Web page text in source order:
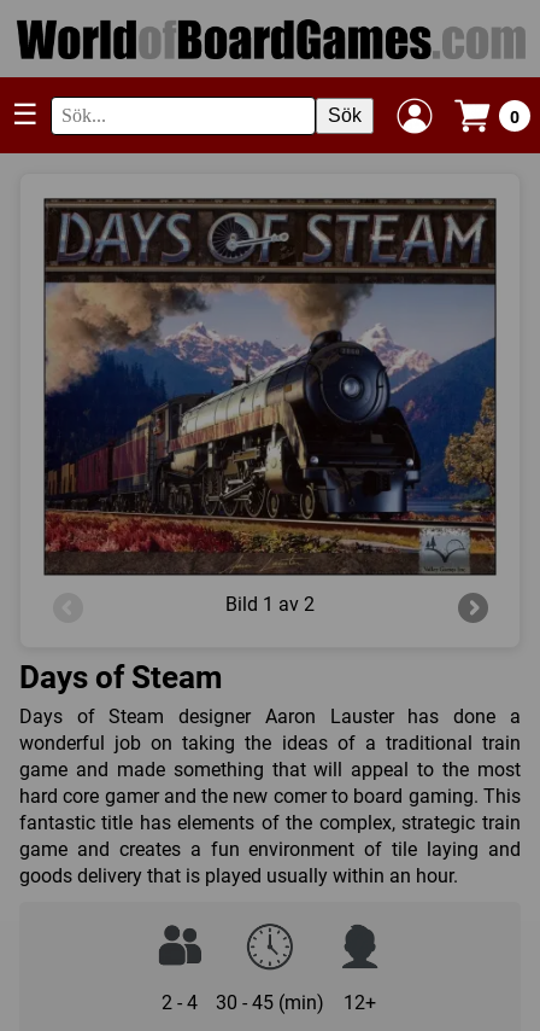
☰ Sök 0
Bild 1 av 2
Days of Steam
Days of Steam designer Aaron Lauster has done a
wonderful job on taking the ideas of a traditional train
game and made something that will appeal to the most
hard core gamer and the new comer to board gaming. This
fantastic title has elements of the complex, strategic train
game and creates a fun environment of tile laying and
goods delivery that is played usually within an hour.
2 - 4 30 - 45 (min) 12+